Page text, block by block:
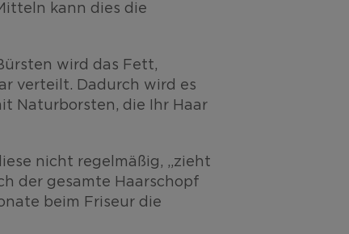
kann dies die
wird das Fett,
verteilt. Dadurch wird es
Naturborsten, die Ihr Haar
nicht regelmäßig, „zieht
der gesamte Haarschopf
beim Friseur die